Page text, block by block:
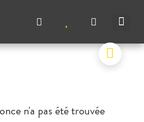
n'a pas été trouvée